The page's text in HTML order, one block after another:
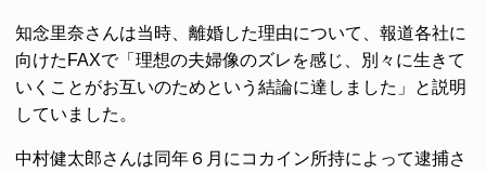
知念里奈さんは当時、離婚した理由について、報道各社に
向けたFAXで「理想の夫婦像のズレを感じ、別々に生きて
いくことがお互いのためという結論に達しました」と説明
していました。
中村健太郎さんは同年６月にコカイン所持によって逮捕さ